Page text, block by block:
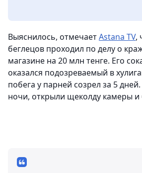
Выяснилось, отмечаетAstana TV,
беглецов проходил по делу о
магазине на 20 млн тенге. Его
оказался подозреваемый в
побега у парней созрел за 5
ночи, открыли щеколду камеры